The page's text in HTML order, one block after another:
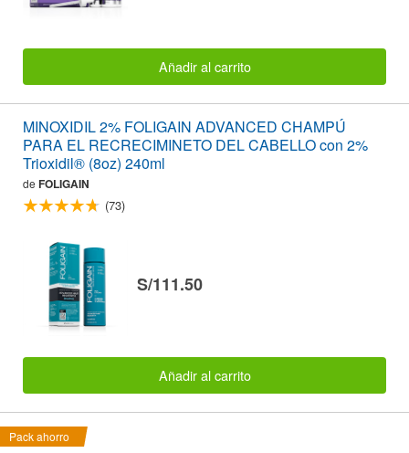
Añadir al carrito
MINOXIDIL 2% FOLIGAIN ADVANCED CHAMPÚ
PARA EL RECRECIMINETO DEL CABELLO con 2%
Trioxidil® (8oz) 240ml
de FOLIGAIN
(73)
S/111.50
Añadir al carrito
Pack ahorro